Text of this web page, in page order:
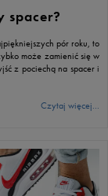
spacer?
pór roku, to
może zamienić się w
z pociechą na spacer i
Czytaj więcej...